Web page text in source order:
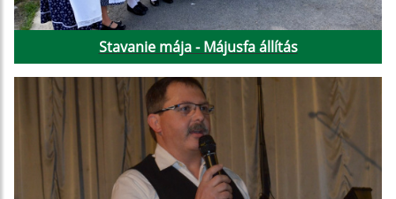
Stavanie mája - Májusfa állítás